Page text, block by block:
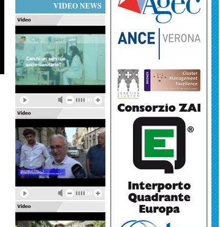
VIDEO NEWS